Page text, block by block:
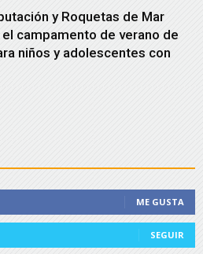
y Roquetas de Mar
campamento de verano de
niños y adolescentes con
ME GUSTA
SEGUIR